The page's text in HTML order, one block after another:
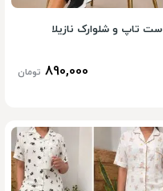
ست تاپ و شلوارک نازیلا
890,000 تومان